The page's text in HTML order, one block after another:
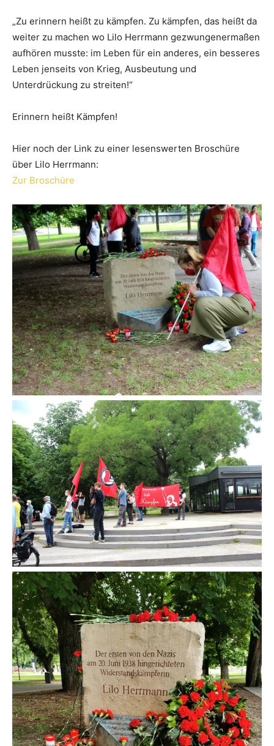
„Zu erinnern heißt zu kämpfen. Zu kämpfen, das heißt da
weiter zu machen wo Lilo Herrmann gezwungenermaßen
aufhören musste: im Leben für ein anderes, ein besseres
Leben jenseits von Krieg, Ausbeutung und
Unterdrückung zu streiten!“
Erinnern heißt Kämpfen!
Hier noch der Link zu einer lesenswerten Broschüre
über Lilo Herrmann:
Zur Broschüre